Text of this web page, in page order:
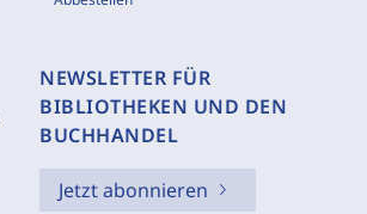
NEWSLETTER FÜR
BIBLIOTHEKEN UND DEN
BUCHHANDEL
Jetzt abonnieren